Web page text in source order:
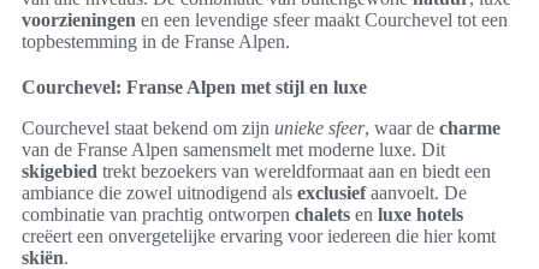
voorzieningen en een levendige sfeer maakt Courchevel tot een
topbestemming in de Franse Alpen.
Courchevel: Franse Alpen met stijl en luxe
Courchevel staat bekend om zijn unieke sfeer, waar de charme
van de Franse Alpen samensmelt met moderne luxe. Dit
skigebied trekt bezoekers van wereldformaat aan en biedt een
ambiance die zowel uitnodigend als exclusiefaanvoelt. De
combinatie van prachtig ontworpen chalets en luxe hotels
creëert een onvergetelijke ervaring voor iedereen die hier komt
skiën.